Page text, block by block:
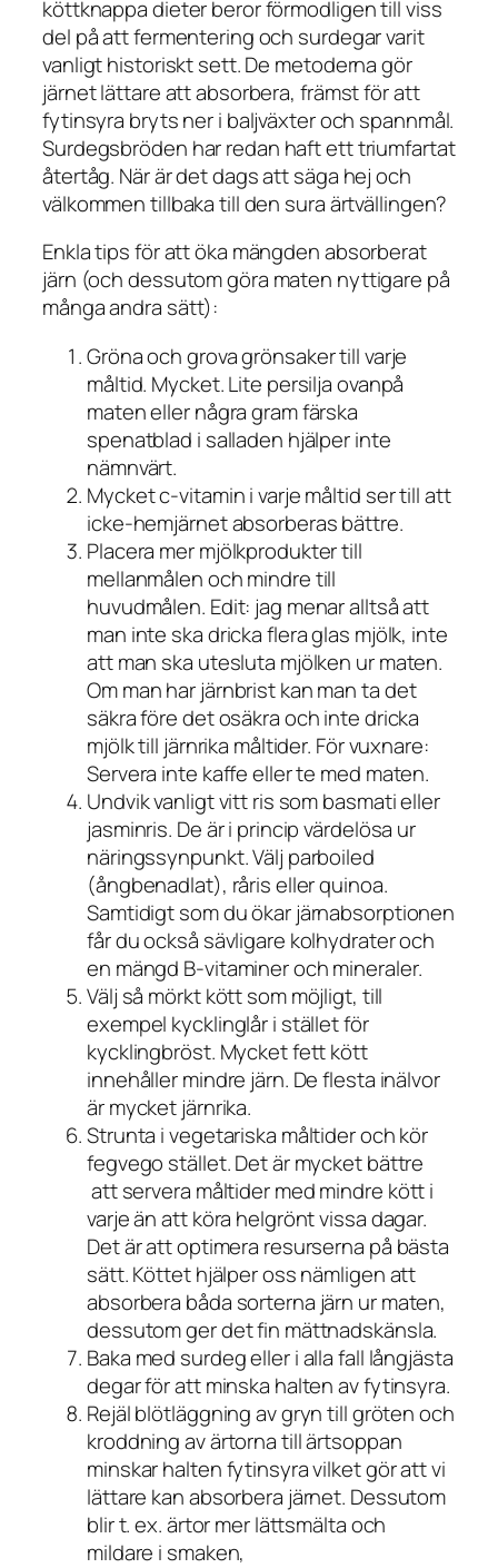
köttknappa dieter beror förmodligen till viss
del på att fermentering och surdegar varit
vanligt historiskt sett. De metoderna gör
järnet lättare att absorbera, främst för att
fytinsyra bryts ner i baljväxter och spannmål.
Surdegsbröden har redan haft ett triumfartat
återtåg. När är det dags att säga hej och
välkommen tillbaka till den sura ärtvällingen?
Enkla tips för att öka mängden absorberat
järn (och dessutom göra maten nyttigare på
många andra sätt):
Gröna och grova grönsaker till varje
måltid. Mycket. Lite persilja ovanpå
maten eller några gram färska
spenatblad i salladen hjälper inte
nämnvärt.
Mycket c-vitamin i varje måltid ser till att
icke-hemjärnet absorberas bättre.
Placera mer mjölkprodukter till
mellanmålen och mindre till
huvudmålen. Edit: jag menar alltså att
man inte ska dricka flera glas mjölk, inte
att man ska utesluta mjölken ur maten.
Om man har järnbrist kan man ta det
säkra före det osäkra och inte dricka
mjölk till järnrika måltider. För vuxnare:
Servera inte kaffe eller te med maten.
Undvik vanligt vitt ris som basmati eller
jasminris. De är i princip värdelösa ur
näringssynpunkt. Välj parboiled
(ångbenadlat), råris eller quinoa.
Samtidigt som du ökar järnabsorptionen
får du också sävligare kolhydrater och
en mängd B-vitaminer och mineraler.
Välj så mörkt kött som möjligt, till
exempel kycklinglår i stället för
kycklingbröst. Mycket fett kött
innehåller mindre järn. De flesta inälvor
är mycket järnrika.
Strunta i vegetariska måltider och kör
fegvego stället. Det är mycket bättre
att servera måltider medmindre kött i
varje än att köra helgrönt vissa dagar.
Det är att optimera resurserna på bästa
sätt. Köttet hjälper oss nämligen att
absorbera båda sorterna järn ur maten,
dessutom ger det fin mättnadskänsla.
Baka med surdeg eller i alla fall långjästa
degar för att minska halten av fytinsyra.
Rejäl blötläggning av gryn till gröten och
kroddning av ärtorna till ärtsoppan
minskar halten fytinsyra vilket gör att vi
lättare kan absorbera järnet. Dessutom
blir t. ex. ärtor mer lättsmälta och
mildare i smaken,